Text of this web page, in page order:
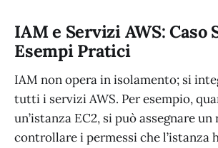
IAM e Servizi AWS: Caso
Esempi Pratici
IAM non opera in isolamento; si
tutti i servizi AWS. Per esempio,
un’istanza EC2, si può assegnare
controllare i permessi che l’istanza